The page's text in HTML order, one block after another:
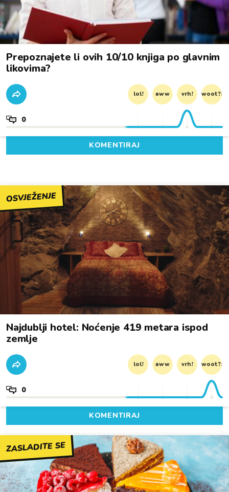
Prepoznajete li ovih 10/10 knjiga po glavnim
likovima?
lol! aww vrh! woot?!
0
KOMENTIRAJ
OSVJEŽENJE
Najdublji hotel: Noćenje 419 metara ispod
zemlje
lol! aww vrh! woot?!
0
KOMENTIRAJ
ZASLADITE SE